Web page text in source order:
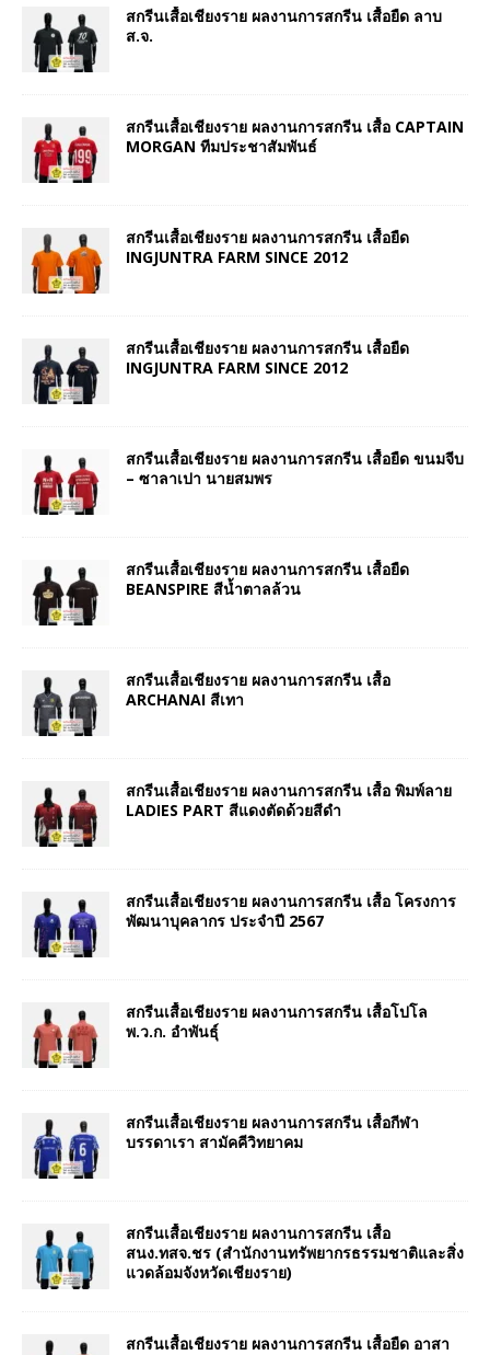
สกรีนเสื้อเชียงราย ผลงานการสกรีน เสื้อยืด ลาบ
ส.จ.
สกรีนเสื้อเชียงราย ผลงานการสกรีน เสื้อ CAPTAIN
MORGAN ทีมประชาสัมพันธ์
สกรีนเสื้อเชียงราย ผลงานการสกรีน เสื้อยืด
INGJUNTRA FARM SINCE 2012
สกรีนเสื้อเชียงราย ผลงานการสกรีน เสื้อยืด
INGJUNTRA FARM SINCE 2012
สกรีนเสื้อเชียงราย ผลงานการสกรีน เสื้อยืด ขนมจีบ
– ซาลาเปา นายสมพร
สกรีนเสื้อเชียงราย ผลงานการสกรีน เสื้อยืด
BEANSPIRE สีน้ำตาลล้วน
สกรีนเสื้อเชียงราย ผลงานการสกรีน เสื้อ
ARCHANAI สีเทา
สกรีนเสื้อเชียงราย ผลงานการสกรีน เสื้อ พิมพ์ลาย
LADIES PART สีแดงตัดด้วยสีดำ
สกรีนเสื้อเชียงราย ผลงานการสกรีน เสื้อ โครงการ
พัฒนาบุคลากร ประจำปี 2567
สกรีนเสื้อเชียงราย ผลงานการสกรีน เสื้อโปโล
พ.ว.ก. อำพันธุ์
สกรีนเสื้อเชียงราย ผลงานการสกรีน เสื้อกีฬา
บรรดาเรา สามัคคีวิทยาคม
สกรีนเสื้อเชียงราย ผลงานการสกรีน เสื้อ
สนง.ทสจ.ชร (สำนักงานทรัพยากรธรรมชาติและสิ่ง
แวดล้อมจังหวัดเชียงราย)
สกรีนเสื้อเชียงราย ผลงานการสกรีน เสื้อยืด อาสา